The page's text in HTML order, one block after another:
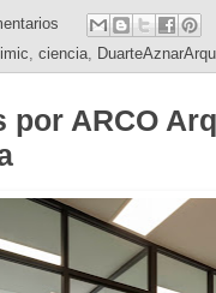
ciencia
por ARCO